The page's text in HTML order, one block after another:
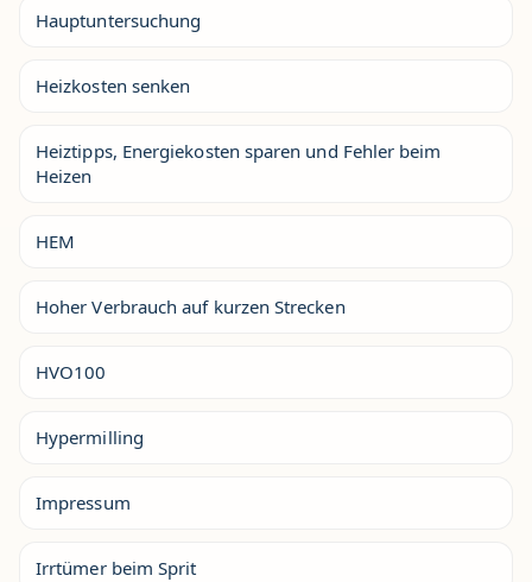
Hauptuntersuchung
Heizkosten senken
Heiztipps, Energiekosten sparen und Fehler beim
Heizen
HEM
Hoher Verbrauch auf kurzen Strecken
HVO100
Hypermilling
Impressum
Irrtümer beim Sprit